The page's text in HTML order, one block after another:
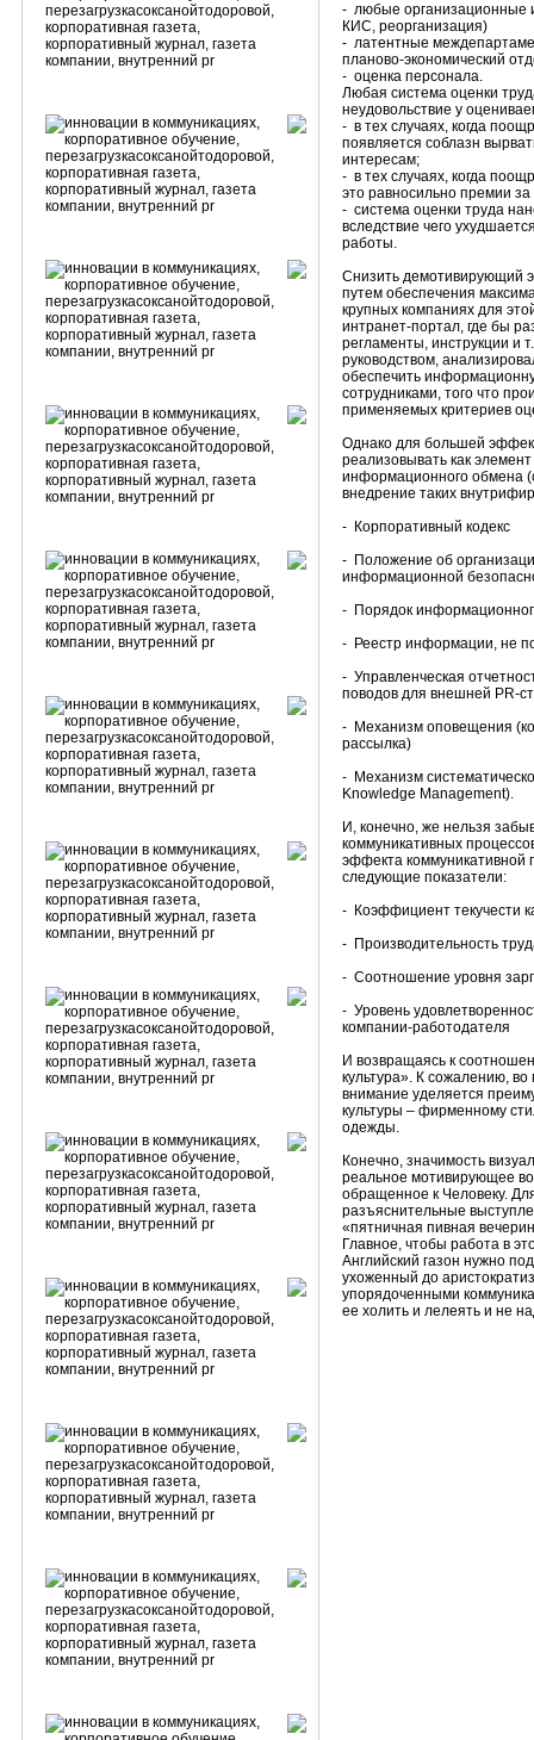
- любые организационные
КИС, реорганизация)
- латентные
планово-экономический
- оценка персонала.
Любая система оценки
неудовольствие у
- в тех случаях, когда
появляется соблазн
интересам;
- в тех случаях, когда
это равносильно премии
- система оценки труда
вследствие чего
работы.
Снизить демотивирующий
путем обеспечения
крупных компаниях для
интранет-портал, где бы
регламенты, инструкции и
руководством,
обеспечить
сотрудниками, того что
применяемых критериев
Однако для большей
реализовывать как
информационного обмена
внедрение таких
- Корпоративный кодекс
- Положение об
информационной
- Порядок
- Реестр информации, не
- Управленческая
поводов для внешней PR-
- Механизм оповещения
рассылка)
- Механизм
Knowledge Management).
И, конечно, же нельзя
коммуникативных
эффекта коммуникативной
следующие показатели:
- Коэффициент текучести
- Производительность
- Соотношение уровня
- Уровень
компании-работодателя
И возвращаясь к
культура». К сожалению, во
внимание уделяется
культуры – фирменному
одежды.
Конечно, значимость
реальное мотивирующее
обращенное к Человеку.
разъяснительные
«пятничная пивная
Главное, чтобы работа в
Английский газон нужно
ухоженный до
упорядоченными
ее холить и лелеять и не